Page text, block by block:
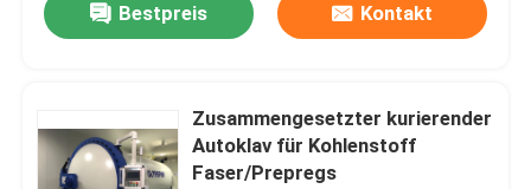
Zu Hause
Bestpreis Kontakt
Zusammengesetzter kurierender
Autoklav für Kohlenstoff
Faser/Prepregs